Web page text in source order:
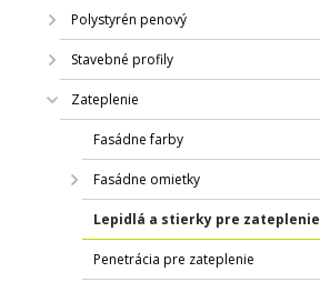
Polystyrén penový
Stavebné profily
Zateplenie
Fasádne farby
Fasádne omietky
Lepidlá a stierky pre zateplenie
Penetrácia pre zateplenie